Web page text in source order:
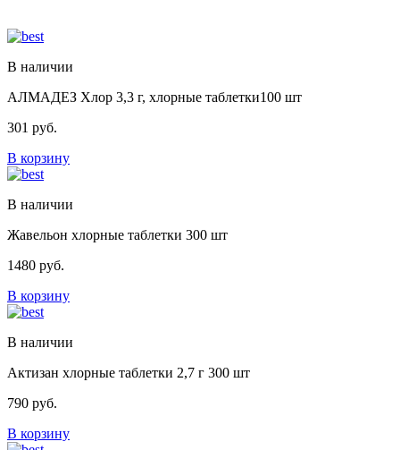
В наличии
АЛМАДЕЗ Хлор 3,3 г, хлорные таблетки100 шт
301 руб.
В корзину
В наличии
Жавельон хлорные таблетки 300 шт
1480 руб.
В корзину
В наличии
Актизан хлорные таблетки 2,7 г 300 шт
790 руб.
В корзину